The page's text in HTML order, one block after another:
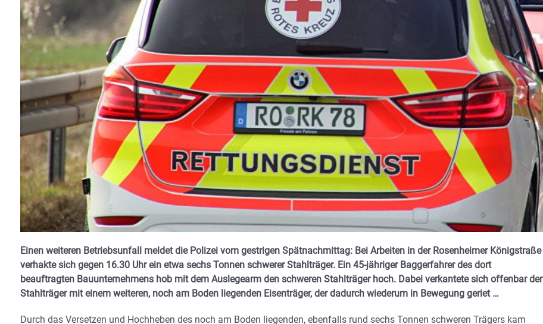
Einen weiteren Betriebsunfall meldet die Polizei vom gestrigen Spätnachmittag: Bei Arbeiten in der Rosenheimer Königstraße
verhakte sich gegen 16.30 Uhr ein etwa sechs Tonnen schwerer Stahlträger. Ein 45-jähriger Baggerfahrer des dort
beauftragten Bauunternehmens hob mit dem Auslegearm den schweren Stahlträger hoch. Dabei verkantete sich offenbar der
Stahlträger mit einem weiteren, noch am Boden liegenden Eisenträger, der dadurch wiederum in Bewegung geriet …
Durch das Versetzen und Hochheben des noch am Boden liegenden, ebenfalls rund sechs Tonnen schweren Trägers kam